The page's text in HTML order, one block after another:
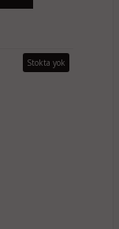
Stokta yok